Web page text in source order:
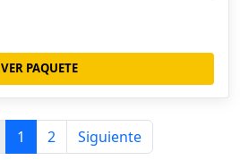
VER PAQUETE
1 2 Siguiente